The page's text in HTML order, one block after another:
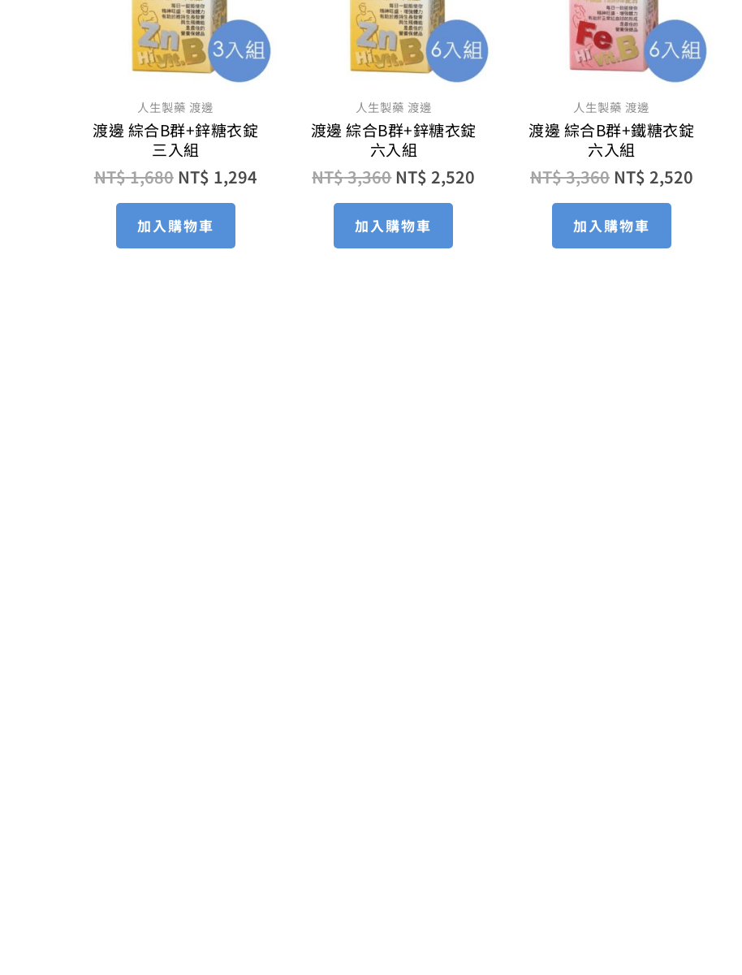
人生製藥 渡邊
渡邊 綜合B群+鋅糖衣錠
三入組
NT$1,680 NT$ 1,294
加入購物車
人生製藥 渡邊
渡邊 綜合B群+鋅糖衣錠
六入組
NT$3,360 NT$ 2,520
加入購物車
人生製藥 渡邊
渡邊 綜合B群+鐵糖衣錠
六入組
NT$3,360 NT$ 2,520
加入購物車